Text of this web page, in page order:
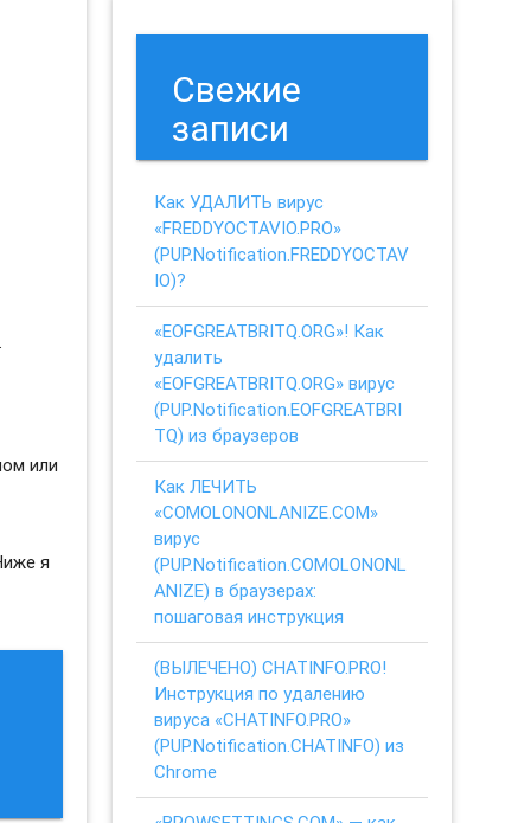
или
я
Свежие
записи
Как УДАЛИТЬ вирус
«FREDDYOCTAVIO.PRO»
(PUP.Notification.FREDDYOCTAV
IO)?
«EOFGREATBRITQ.ORG»! Как
удалить
«EOFGREATBRITQ.ORG» вирус
(PUP.Notification.EOFGREATBRI
TQ) из браузеров
Как ЛЕЧИТЬ
«COMOLONONLANIZE.COM»
вирус
(PUP.Notification.COMOLONONL
ANIZE) в браузерах:
пошаговая инструкция
(ВЫЛЕЧЕНО) CHATINFO.PRO!
Инструкция по удалению
вируса «CHATINFO.PRO»
(PUP.Notification.CHATINFO) из
Chrome